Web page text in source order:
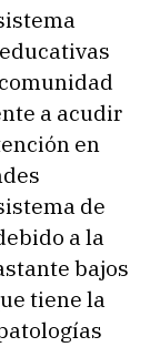
a acudir
en
de
a la
bajos
tiene la